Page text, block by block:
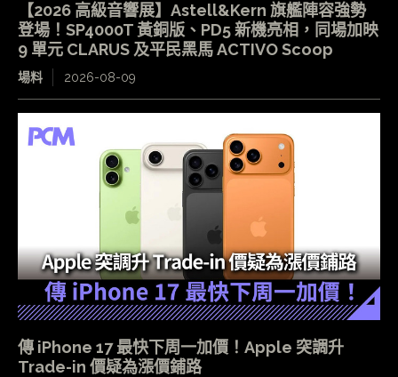
【2026 高級音響展】Astell&Kern 旗艦陣容強勢
登場！SP4000T 黃銅版、PD5 新機亮相，同場加映
9 單元 CLARUS 及平民黑馬 ACTIVO Scoop
場料 2026-08-09
傳 iPhone 17 最快下周一加價！Apple 突調升
Trade-in 價疑為漲價鋪路